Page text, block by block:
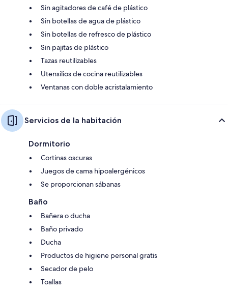
Sin agitadores de café de plástico
Sin botellas de agua de plástico
Sin botellas de refresco de plástico
Sin pajitas de plástico
Tazas reutilizables
Utensilios de cocina reutilizables
Ventanas con doble acristalamiento
Servicios de la habitación
Dormitorio
Cortinas oscuras
Juegos de cama hipoalergénicos
Se proporcionan sábanas
Baño
Bañera o ducha
Baño privado
Ducha
Productos de higiene personal gratis
Secador de pelo
Toallas